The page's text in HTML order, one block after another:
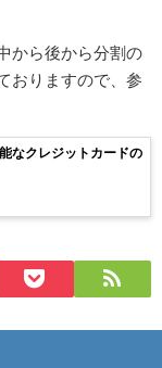
から後から分割の
おりますので、参
なクレジットカードの